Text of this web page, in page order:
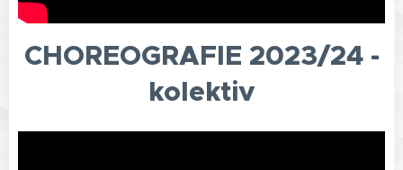
CHOREOGRAFIE 2023/24 -
kolektiv